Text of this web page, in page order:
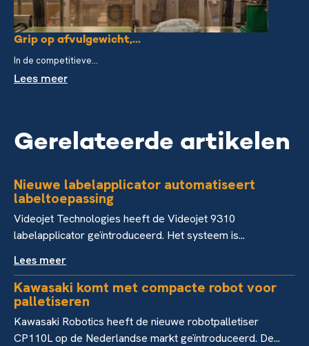
Grip op afvulgewicht,...
In de competitieve...
Lees meer
Gerelateerde artikelen
Nieuwe labelapplicator automatiseert
labeltoepassing
Videojet Technologies heeft de Videojet 9310
labelapplicator geïntroduceerd. Het systeem is...
Lees meer
Kawasaki komt met compacte robot voor
palletiseren
Kawasaki Robotics heeft de nieuwe robotpalletiser
CP110L op de Nederlandse markt geïntroduceerd. De...